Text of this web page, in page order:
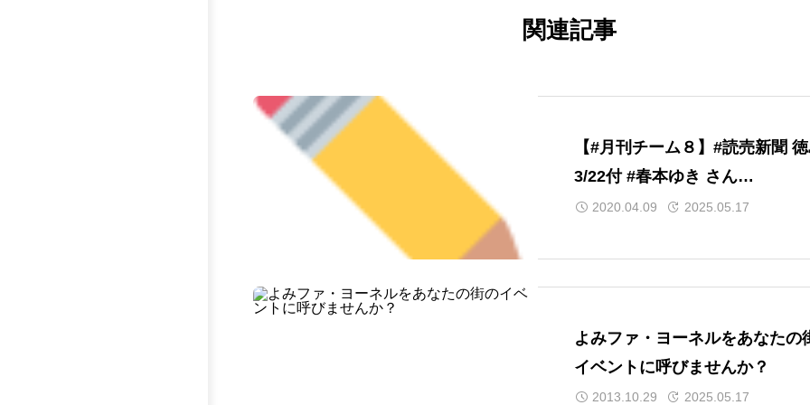
関連記事
【#月刊チーム８】#読売新聞
3/22付 #春本ゆき さん
（@toku_haruyuki）と一緒に
国募集」について。徳島県では
度、18の公立高校（分校含む）
過ごした春本さんが感じる「徳
良さ」と「都会の違い」とは？
2020.04.09 2025.05.17
よみファ・ヨーネルをあなたの
イベントに呼びませんか？
2013.10.29 2025.05.17